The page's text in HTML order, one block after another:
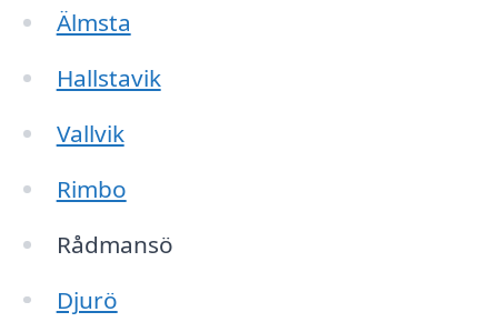
Älmsta
Hallstavik
Vallvik
Rimbo
Rådmansö
Djurö